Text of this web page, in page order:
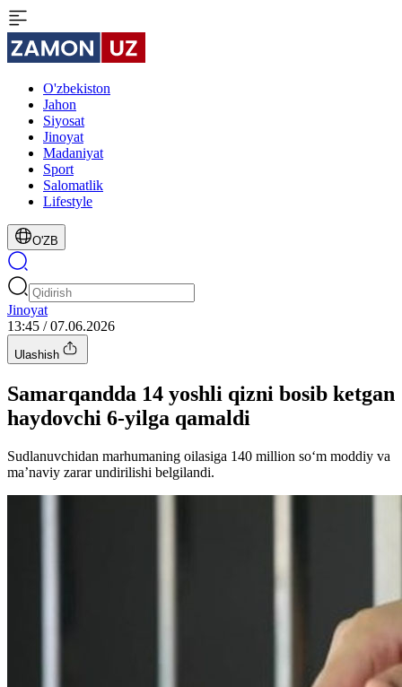
O'zbekiston
Jahon
Siyosat
Jinoyat
Madaniyat
Sport
Salomatlik
Lifestyle
O'ZB
Jinoyat
13:45 / 07.06.2026
Ulashish
Samarqandda 14 yoshli qizni bosib ketgan
haydovchi 6-yilga qamaldi
Sudlanuvchidan marhumaning oilasiga 140 million so‘m moddiy va
ma’naviy zarar undirilishi belgilandi.